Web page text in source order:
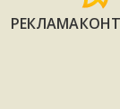
РЕКЛАМА